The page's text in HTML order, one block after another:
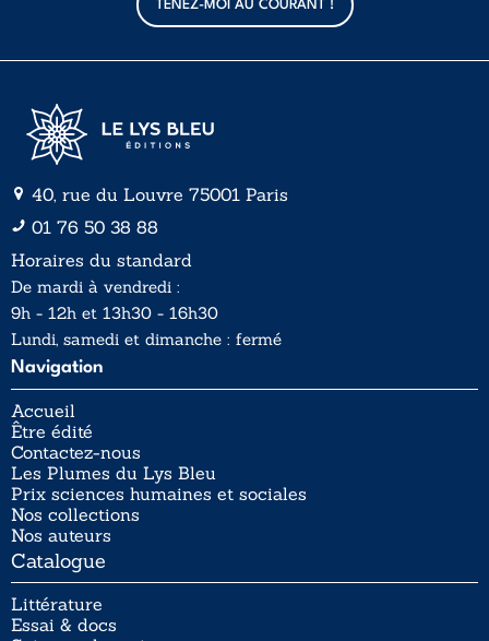
TENEZ-MOI AU COURANT !
40, rue du Louvre 75001 Paris
01 76 50 38 88
Horaires du standard
De mardi à vendredi :
9h - 12h et 13h30 - 16h30
Lundi, samedi et dimanche : fermé
Navigation
Accueil
Être édité
Contactez-nous
Les Plumes du Lys Bleu
Prix sciences humaines et sociales
Nos collections
Nos auteurs
Catalogue
Littérature
Essai & docs